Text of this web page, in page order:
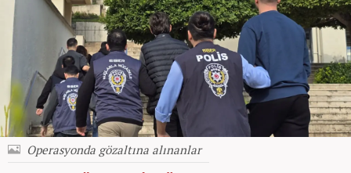
Operasyonda gözaltına alınanlar